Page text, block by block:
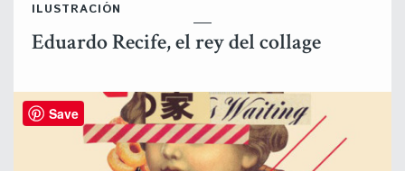
ILUSTRACIÓN
Eduardo Recife, el rey del collage
Save